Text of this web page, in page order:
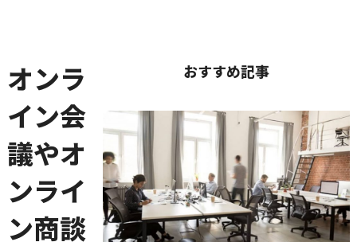
オンラ
イン会
議やオ
ンライ
ン商談
おすすめ記事